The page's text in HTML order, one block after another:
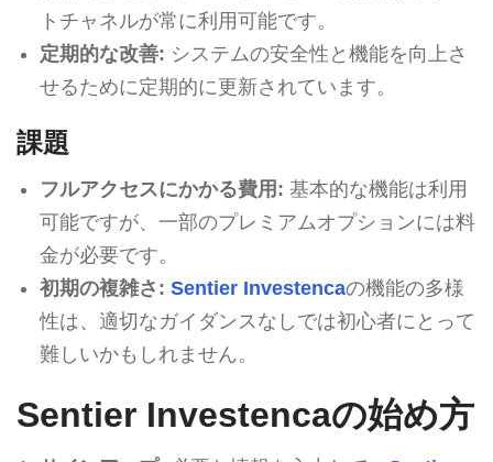
トチャネルが常に利用可能です。
定期的な改善: システムの安全性と機能を向上さ
せるために定期的に更新されています。
課題
フルアクセスにかかる費用: 基本的な機能は利用
可能ですが、一部のプレミアムオプションには料
金が必要です。
初期の複雑さ: Sentier Investencaの機能の多様
性は、適切なガイダンスなしでは初心者にとって
難しいかもしれません。
Sentier Investencaの始め方